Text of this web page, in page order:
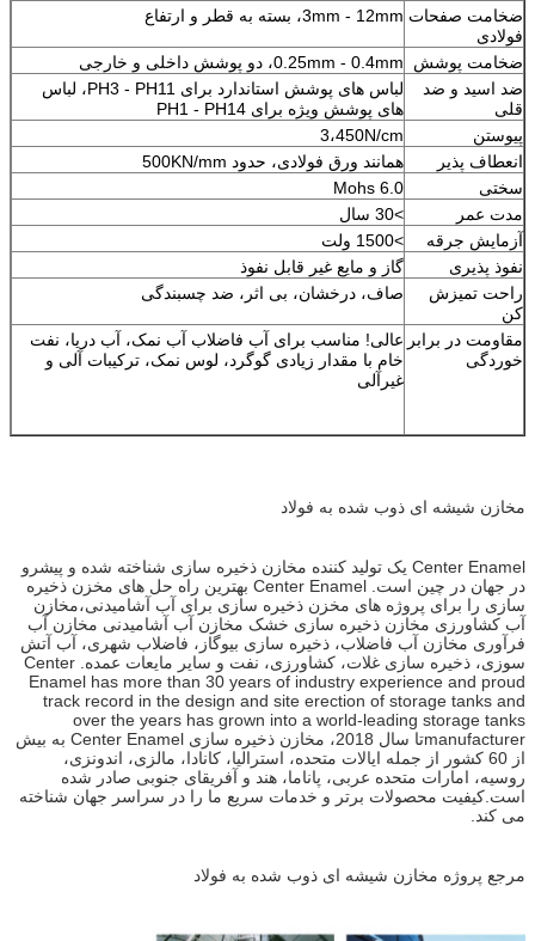
ضخامت صفحات
فولادی
3mm - 12mm، بسته به قطر و ارتفاع
ضخامت پوشش
0.25mm - 0.4mm، دو پوشش داخلی و خارجی
ضد اسید و ضد
قلی
لباس های پوشش استاندارد برای PH3 - PH11، لباس
های پوشش ویژه برای PH1 - PH14
پیوستن
3،450N/cm
انعطاف پذیر
همانند ورق فولادی، حدود 500KN/mm
سختی
6.0 Mohs
مدت عمر
>30 سال
آزمایش جرقه
>1500 ولت
نفوذ پذیری
گاز و مایع غیر قابل نفوذ
راحت تمیزش
کن
صاف، درخشان، بی اثر، ضد چسبندگی
مقاومت در برابر
خوردگی
عالی! مناسب برای آب فاضلاب آب نمک، آب دریا، نفت
خام با مقدار زیادی گوگرد، لوس نمک، ترکیبات آلی و
غیرآلی
مخازن شیشه ای ذوب شده به فولاد
Center Enamel یک تولید کننده مخازن ذخیره سازی شناخته شده و پیشرو
در جهان در چین است. Center Enamel بهترین راه حل های مخزن ذخیره
سازی را برای پروژه های مخزن ذخیره سازی برای آب آشامیدنی،مخازن
آب کشاورزی مخازن ذخیره سازی خشک مخازن آب آشامیدنی مخازن آب
فرآوری مخازن آب فاضلاب، ذخیره سازی بیوگاز، فاضلاب شهری، آب آتش
سوزی، ذخیره سازی غلات، کشاورزی، نفت و سایر مایعات عمده. Center
Enamel has more than 30 years of industry experience and proud
track record in the design and site erection of storage tanks and
over the years has grown into a world-leading storage tanks
manufacturerتا سال 2018، مخازن ذخیره سازی Center Enamel به بیش
از 60 کشور از جمله ایالات متحده، استرالیا، کانادا، مالزی، اندونزی،
روسیه، امارات متحده عربی، پاناما، هند و آفریقای جنوبی صادر شده
است.کیفیت محصولات برتر و خدمات سریع ما را در سراسر جهان شناخته
می کند.
مرجع پروژه مخازن شیشه ای ذوب شده به فولاد